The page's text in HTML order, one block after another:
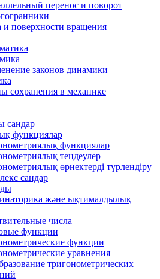
перенос и поворот
и поверхности вращения
законов динамики
сохранения в механике
сандар
функциялар
функциялар
теңдеулер
өрнектерді түрлендіру
сандар
және ықтималдылық
числа
функции
функции
уравнения
тригонометрических